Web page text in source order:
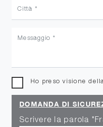
Ho preso visione
DOMANDA DI
Scrivere la parola